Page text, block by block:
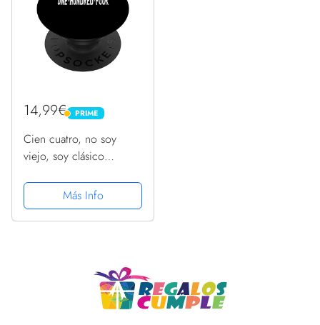
14,99€ PRIME
PRIME
Cien cuatro, no soy
viejo, soy clásico
PopSockets PopGrip
Intercambiable
Más Info